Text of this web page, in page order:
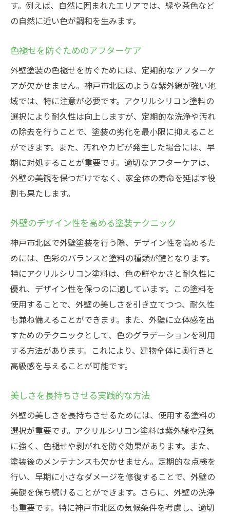
す。例えば、自然に囲まれたエリアでは、緑や茶色など
の自然に近い色が調和を生みます。
色褪せを防ぐためのアフターケア
外壁塗装の色褪せを防ぐためには、定期的なアフターケ
アが欠かせません。神戸市北区のような紫外線が強い地
域では、特に注意が必要です。アクリルシリコン塗料の
選択により耐久性は向上しますが、定期的な洗浄や汚れ
の除去を行うことで、塗装の劣化を最小限に抑えること
ができます。また、汚れやカビが発生した場合には、早
期に対処することが重要です。適切なアフターケアは、
外壁の美観を保つだけでなく、家全体の寿命を延ばす役
割も果たします。
外壁のデザイン性を高める塗装テクニック
神戸市北区で外壁塗装を行う際、デザイン性を高めるた
めには、色彩のバランスと塗料の種類が鍵となります。
特にアクリルシリコン塗料は、色の鮮やかさと耐久性に
優れ、デザイン性を保つのに適しています。この塗料を
使用することで、外壁の美しさを引き立てつつ、耐久性
も兼ね備えることができます。また、外壁に立体感を出
すためのテクニックとして、色のグラデーションを利用
する方法があります。これにより、建物全体に奥行きと
高級感を与えることが可能です。
美しさを長持ちさせる実践的な方法
外壁の美しさを長持ちさせるためには、使用する塗料の
選択が重要です。アクリルシリコン塗料は紫外線や湿気
に強く、色褪せや剥がれを防ぐ効果があります。また、
塗装後のメンテナンスも欠かせません。定期的な点検を
行い、早期に小さなダメージを修復することで、外壁の
美観を保ち続けることができます。さらに、外壁の洗浄
も重要です。特に神戸市北区の気候条件を考慮し、適切